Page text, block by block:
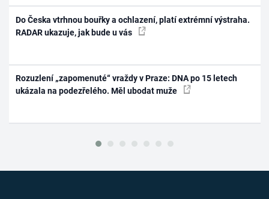
Do Česka vtrhnou bouřky a ochlazení, platí extrémní výstraha.
RADAR ukazuje, jak bude u vás
Rozuzlení „zapomenuté“ vraždy v Praze: DNA po 15 letech
ukázala na podezřelého. Měl ubodat muže